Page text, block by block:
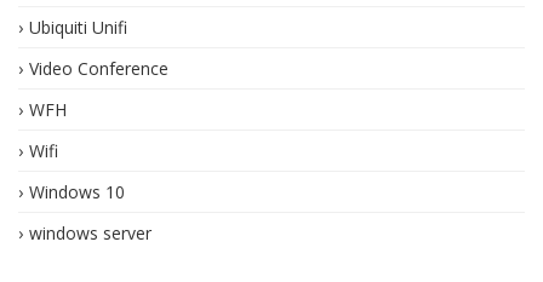
Ubiquiti Unifi
Video Conference
WFH
Wifi
Windows 10
windows server